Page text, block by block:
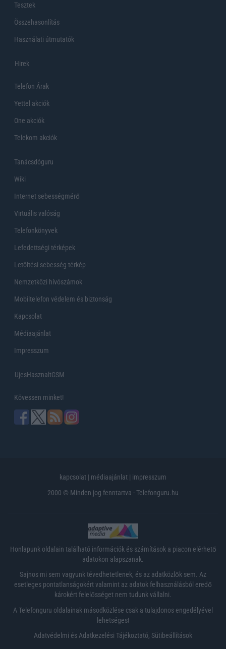
Tesztek
Összehasonlítás
Használati útmutatók
Hirek
Telefon Árak
Yettel akciók
One akciók
Telekom akciók
Tanácsdóguru
Wiki
Internet sebességmérő
Virtuális valóság
Telefonkönyvek
Lefedettségi térképek
Letöltési sebesség térkép
Nemzetközi hívószámok
Mobiltelefon védelem és biztonság
Kapcsolat
Médiaajánlat
Impresszum
UjesHasznaltGSM
Kövessen minket!
kapcsolat | médiaajánlat | impresszum
2000 © Minden jog fenntartva - Telefonguru.hu
Honlapunk oldalain található információk és számítások a piacon elérhető
adatokon alapszanak.
Sajnos mi sem vagyunk tévedhetetlenek, és az adatközlők sem. Az
esetleges pontatlanságokért valamint az adatok felhasználásból eredő
károkért felelősséget nem tudunk vállalni.
A Telefonguru oldalainak másodközlése csak a tulajdonos engedélyével
lehetséges!
Adatvédelmi és Adatkezelési Tájékoztató, Sütibeállítások